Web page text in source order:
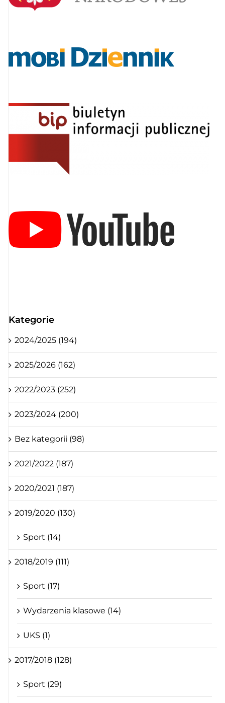
Kategorie
2024/2025 (194)
2025/2026 (162)
2022/2023 (252)
2023/2024 (200)
Bez kategorii (98)
2021/2022 (187)
2020/2021 (187)
2019/2020 (130)
Sport (14)
2018/2019 (111)
Sport (17)
Wydarzenia klasowe (14)
UKS (1)
2017/2018 (128)
Sport (29)